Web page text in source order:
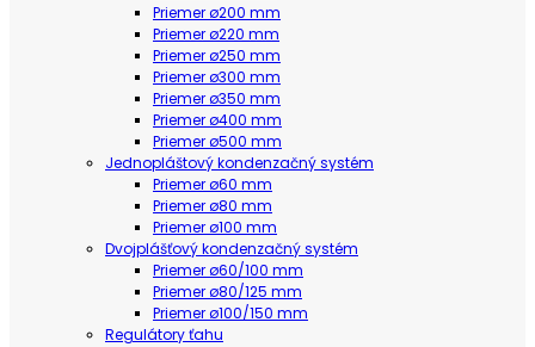
Priemer ø200 mm
Priemer ø220 mm
Priemer ø250 mm
Priemer ø300 mm
Priemer ø350 mm
Priemer ø400 mm
Priemer ø500 mm
Jednopláštový kondenzačný systém
Priemer ø60 mm
Priemer ø80 mm
Priemer ø100 mm
Dvojplášťový kondenzačný systém
Priemer ø60/100 mm
Priemer ø80/125 mm
Priemer ø100/150 mm
Regulátory ťahu